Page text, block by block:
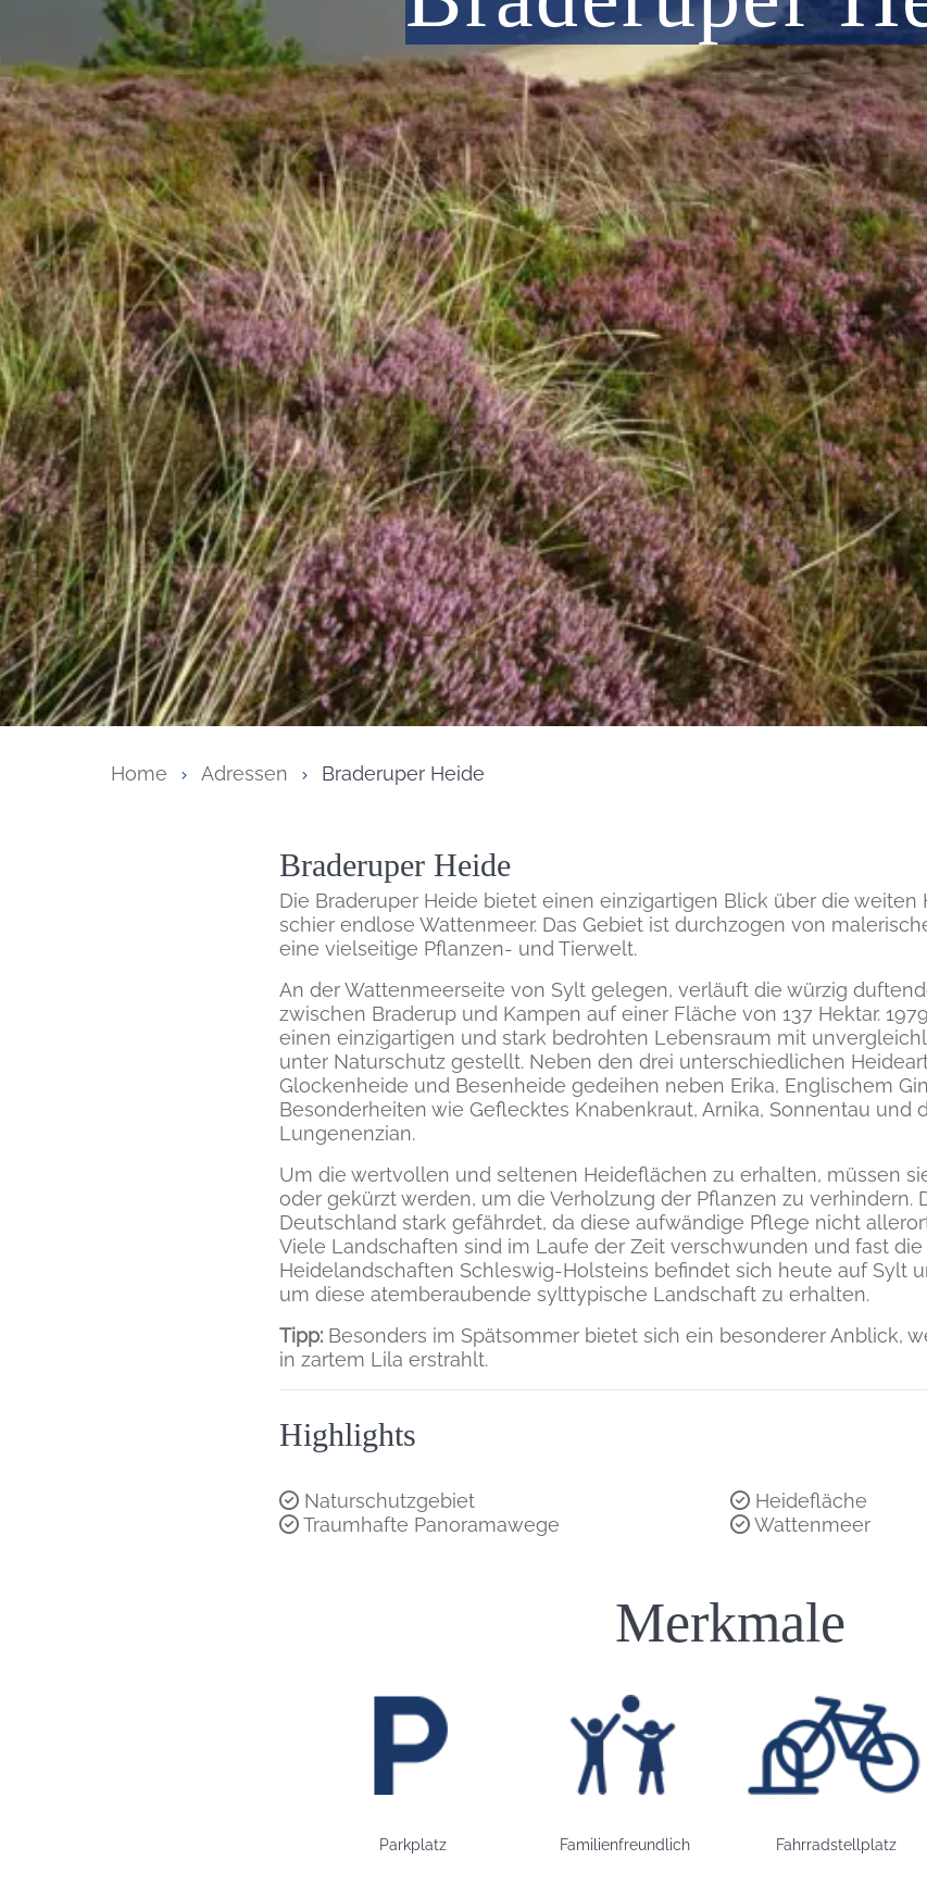
Home Adressen Braderuper Heide
Inhalt
Braderuper Heide
Die Braderuper Heide bietet einen einzigartigen Blick über die weiten
schier endlose Wattenmeer. Das Gebiet ist durchzogen von
eine vielseitige Pflanzen- und Tierwelt.
An der Wattenmeerseite von Sylt gelegen, verläuft die würzig
zwischen Braderup und Kampen auf einer Fläche von 137 Hektar.
einen einzigartigen und stark bedrohten Lebensraum mit
unter Naturschutz gestellt. Neben den drei unterschiedlichen
Glockenheide und Besenheide gedeihen neben Erika, Englischem
Besonderheiten wie Geflecktes Knabenkraut, Arnika, Sonnentau und
Lungenenzian.
Um die wertvollen und seltenen Heideflächen zu erhalten, müssen
oder gekürzt werden, um die Verholzung der Pflanzen zu verhindern.
Deutschland stark gefährdet, da diese aufwändige Pflege nicht
Viele Landschaften sind im Laufe der Zeit verschwunden und fast
Heidelandschaften Schleswig-Holsteins befindet sich heute auf Sylt
um diese atemberaubende sylttypische Landschaft zu erhalten.
Tipp: Besonders im Spätsommer bietet sich ein besonderer Anblick,
in zartem Lila erstrahlt.
Highlights
Naturschutzgebiet
Traumhafte Panoramawege
Heidefläche
Wattenmeer
Einleitung
Merkmale
Bild: Parkplatz
Parkplatz
Bild: Familienfreundlich
Familienfreundlich
Bild:
Fahrradstellplatz